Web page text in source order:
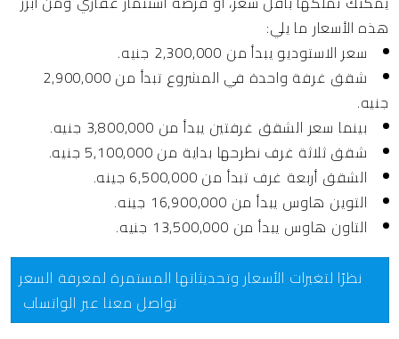
هذه الأسعار ما يلي:
سعر الاستوديو يبدأ من 2,300,000 جنيه.
شقق غرفة واحدة في المشروع تبدأ من 2,900,000
جنيه.
بينما سعر الشقق غرفتين يبدأ من 3,800,000 جنيه.
شقق ثلاثة غرف نطرحها بداية من 5,100,000 جنيه.
الشقق أربعة غرف تبدأ من 6,500,000 جينه.
التوين هاوس يبدأ من 16,900,000 جينه.
التاون هاوس يبدأ من 13,500,000 جنيه.
نظرًا لتغيرات الأسعار وتحديثاتها المستمرة لمعرفة السعر
تواصل معنا عبر الواتساب